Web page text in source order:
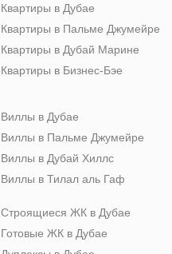
Квартиры в Дубае
Квартиры в Пальме Джумейре
Квартиры в Дубай Марине
Квартиры в Бизнес-Бэе
Виллы в Дубае
Виллы в Пальме Джумейре
Виллы в Дубай Хиллс
Виллы в Тилал аль Гаф
Строящиеся ЖК в Дубае
Готовые ЖК в Дубае